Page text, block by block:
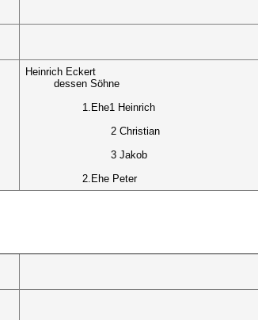
Heinrich Eckert
dessen Söhne
1.Ehe1 Heinrich
2 Christian
3 Jakob
2.Ehe Peter